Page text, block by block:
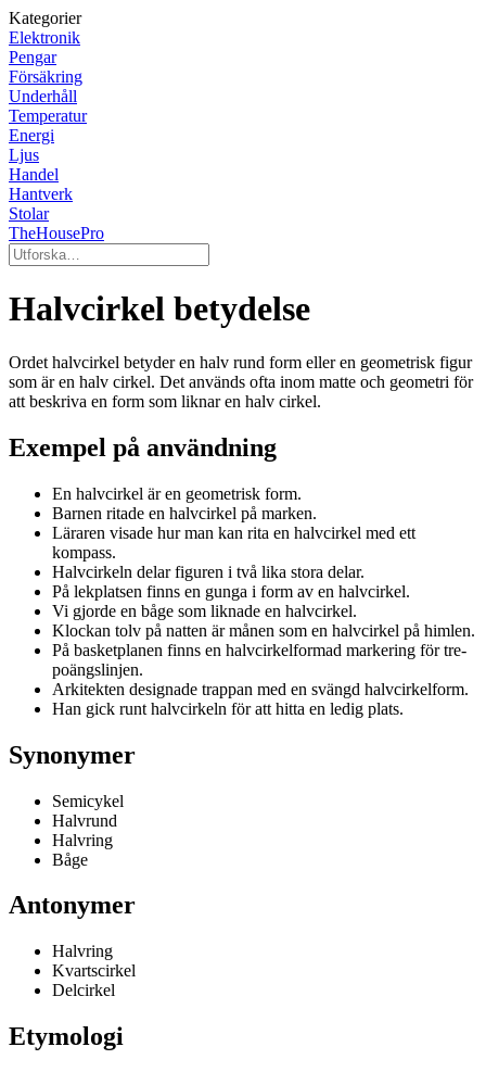
Kategorier
Elektronik
Pengar
Försäkring
Underhåll
Temperatur
Energi
Ljus
Handel
Hantverk
Stolar
TheHousePro
Halvcirkel betydelse
Ordet halvcirkel betyder en halv rund form eller en geometrisk figur
som är en halv cirkel. Det används ofta inom matte och geometri för
att beskriva en form som liknar en halv cirkel.
Exempel på användning
En halvcirkel är en geometrisk form.
Barnen ritade en halvcirkel på marken.
Läraren visade hur man kan rita en halvcirkel med ett
kompass.
Halvcirkeln delar figuren i två lika stora delar.
På lekplatsen finns en gunga i form av en halvcirkel.
Vi gjorde en båge som liknade en halvcirkel.
Klockan tolv på natten är månen som en halvcirkel på himlen.
På basketplanen finns en halvcirkelformad markering för tre-
poängslinjen.
Arkitekten designade trappan med en svängd halvcirkelform.
Han gick runt halvcirkeln för att hitta en ledig plats.
Synonymer
Semicykel
Halvrund
Halvring
Båge
Antonymer
Halvring
Kvartscirkel
Delcirkel
Etymologi